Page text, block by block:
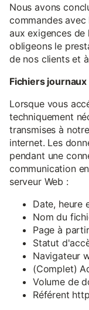
Nous avons
commandes
aux exigences de
obligeons le
de nos clients et
Fichiers
Lorsque vous
techniquement
transmises à
internet. Les
pendant une
communication
serveur Web :
Date, heure
Nom du
Page à
Statut
Navigateur
(Complet)
Volume de
Référent